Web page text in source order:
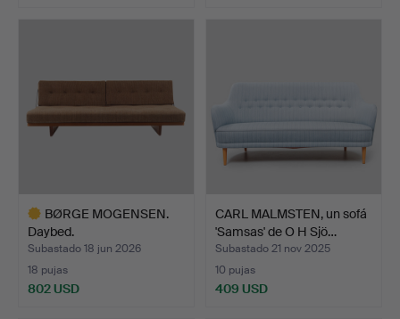
BØRGE MOGENSEN.
Daybed.
Subastado 18 jun 2026
18 pujas
802 USD
CARL MALMSTEN, un sofá
'Samsas' de O H Sjö…
Subastado 21 nov 2025
10 pujas
409 USD